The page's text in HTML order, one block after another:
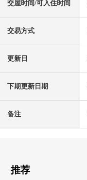
交屋时间/可入住时间
交易方式
更新日
下期更新日期
备注
推荐